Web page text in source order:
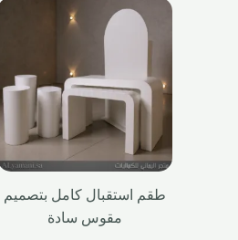
طقم استقبال كامل بتصميم
مقوس سادة